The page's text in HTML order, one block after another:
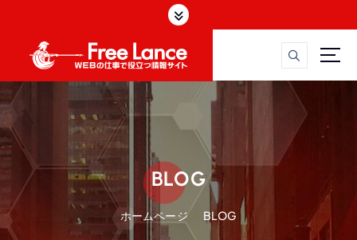
W
E
BLOG
ホームページ BLOG